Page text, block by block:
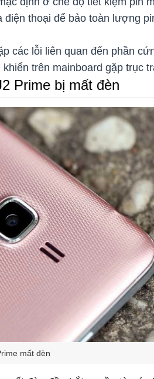
thoại để bảo toàn lượng
các lỗi liên quan đến phần
trên mainboard gặp trục
Prime bị mất đèn
mất đèn